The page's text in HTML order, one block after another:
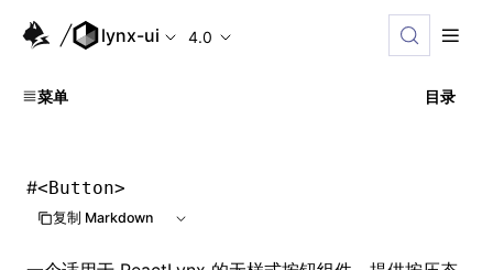
lynx-ui 4.0
菜单 目录
#<Button>
复制 Markdown